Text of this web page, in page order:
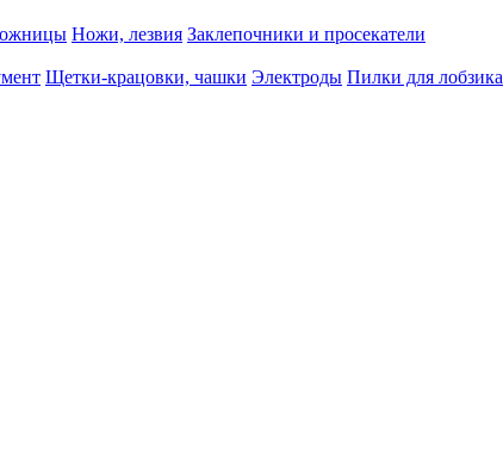
Ножи, лезвия Заклепочники и просекатели
Щетки-крацовки, чашки Электроды Пилки для лобзика